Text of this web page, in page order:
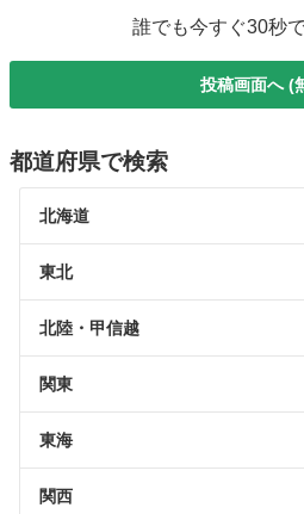
誰でも今すぐ30秒
投稿画面へ (
都道府県で検索
北海道
東北
北陸・甲信越
関東
東海
関西